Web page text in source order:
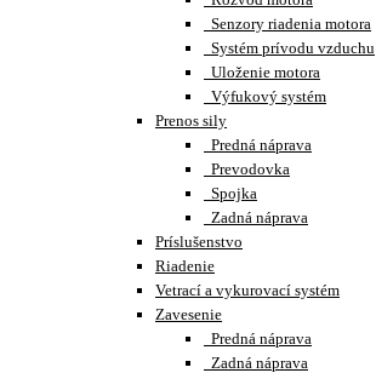
Senzory riadenia motora
Systém prívodu vzduchu
Uloženie motora
Výfukový systém
Prenos sily
Predná náprava
Prevodovka
Spojka
Zadná náprava
Príslušenstvo
Riadenie
Vetrací a vykurovací systém
Zavesenie
Predná náprava
Zadná náprava